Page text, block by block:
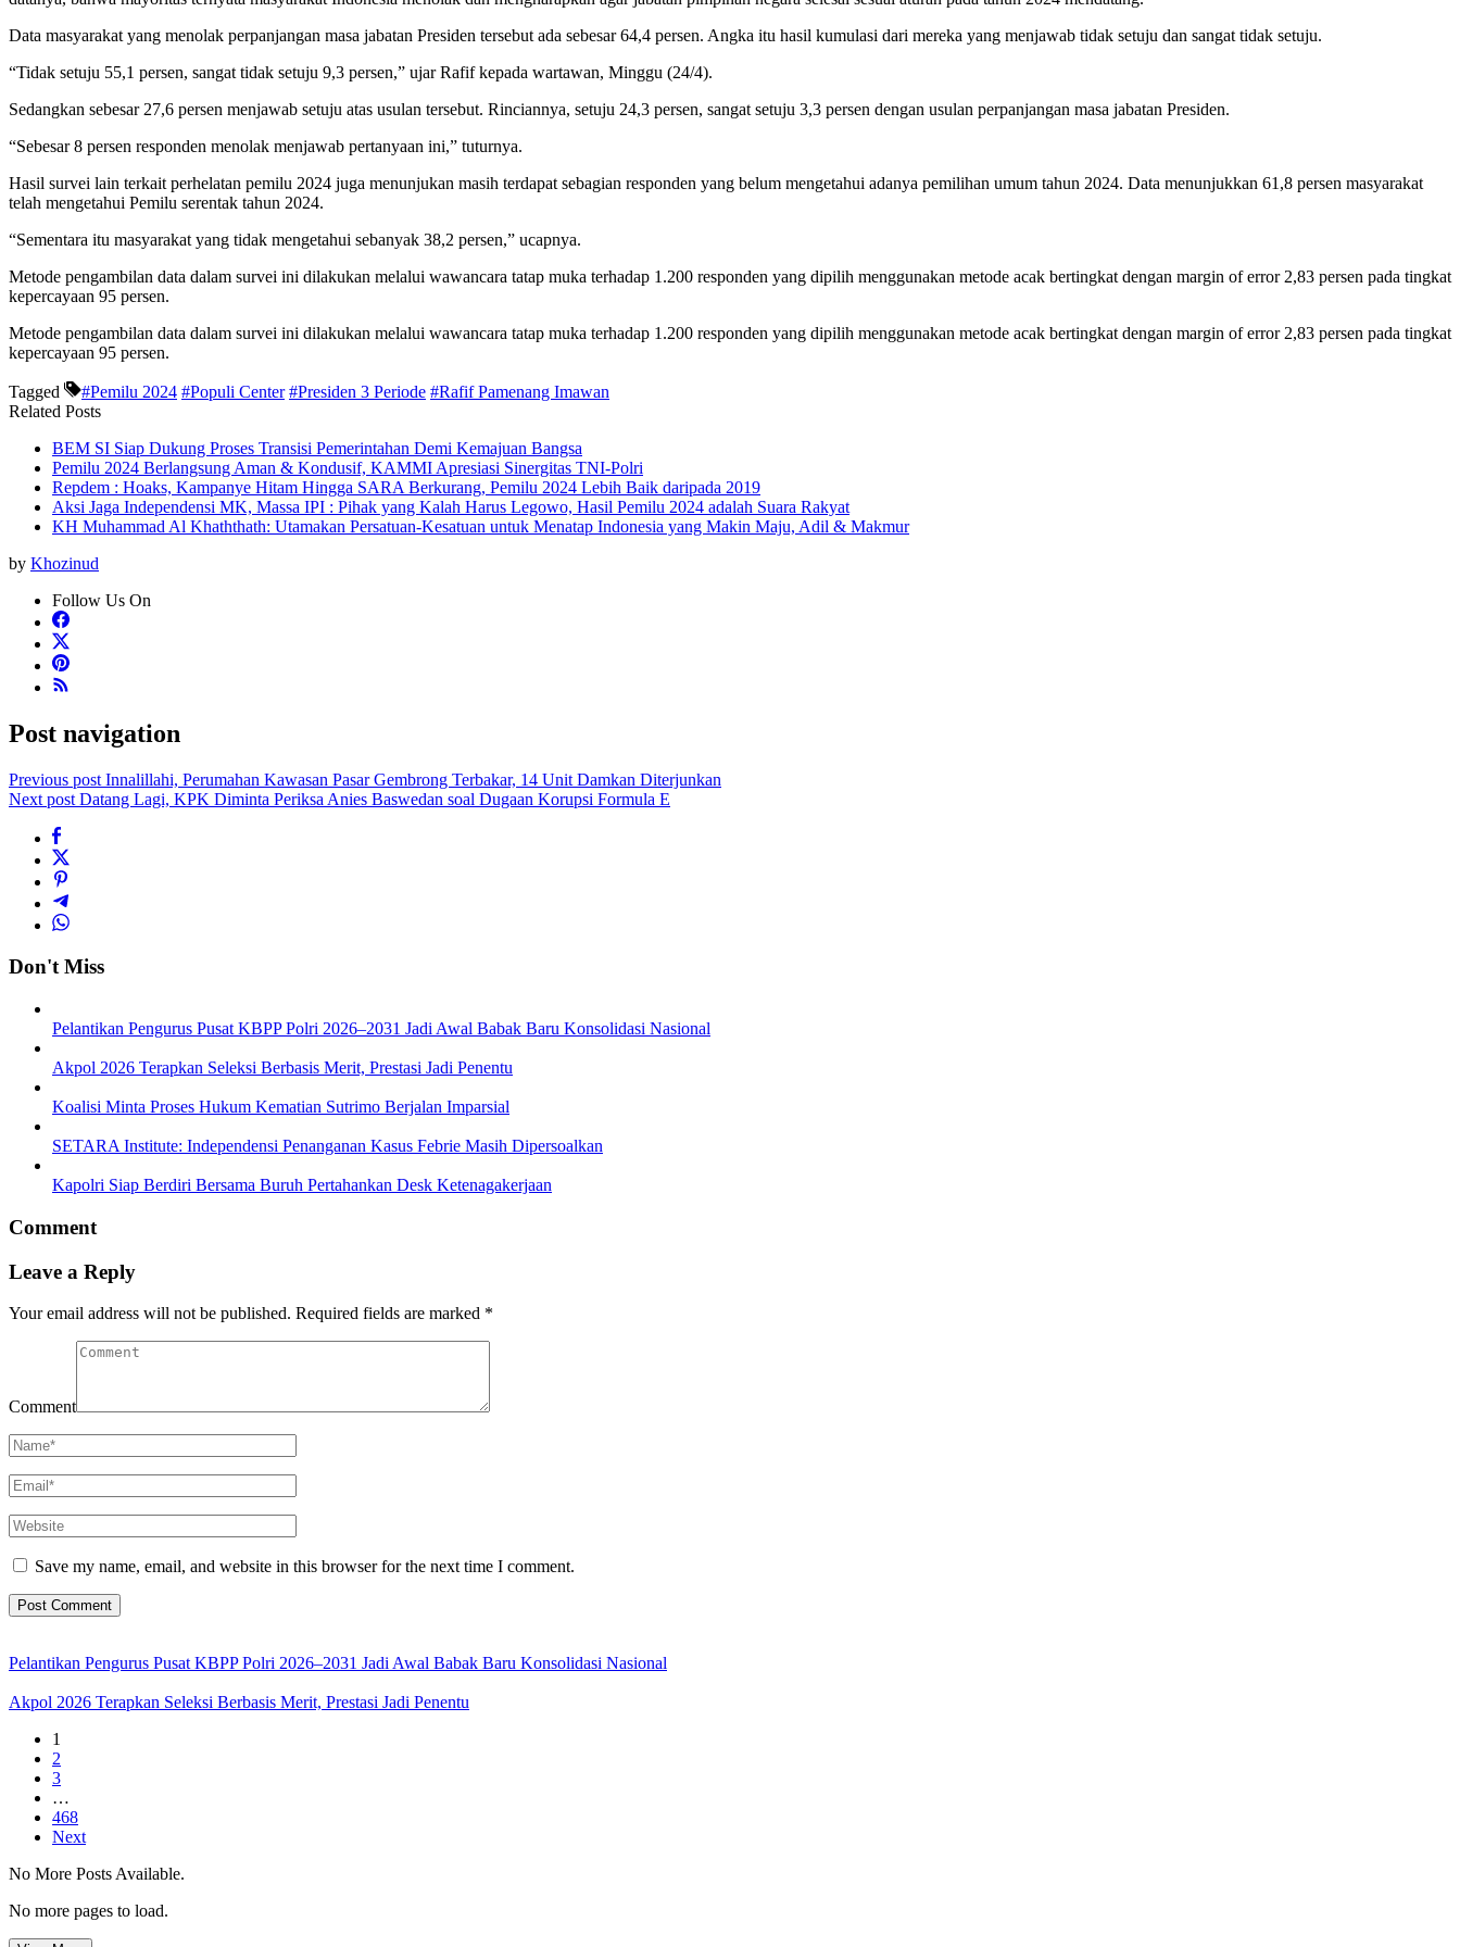
Data masyarakat yang menolak perpanjangan masa jabatan Presiden tersebut ada sebesar 64,4 persen. Angka itu hasil kumulasi dari mereka yang menjawab tidak setuju dan sangat tidak setuju.
“Tidak setuju 55,1 persen, sangat tidak setuju 9,3 persen,” ujar Rafif kepada wartawan, Minggu (24/4).
Sedangkan sebesar 27,6 persen menjawab setuju atas usulan tersebut. Rinciannya, setuju 24,3 persen, sangat setuju 3,3 persen dengan usulan perpanjangan masa jabatan Presiden.
“Sebesar 8 persen responden menolak menjawab pertanyaan ini,” tuturnya.
Hasil survei lain terkait perhelatan pemilu 2024 juga menunjukan masih terdapat sebagian responden yang belum mengetahui adanya pemilihan umum tahun 2024. Data menunjukkan 61,8 persen masyarakat
telah mengetahui Pemilu serentak tahun 2024.
“Sementara itu masyarakat yang tidak mengetahui sebanyak 38,2 persen,” ucapnya.
Metode pengambilan data dalam survei ini dilakukan melalui wawancara tatap muka terhadap 1.200 responden yang dipilih menggunakan metode acak bertingkat dengan margin of error 2,83 persen pada tingkat
kepercayaan 95 persen.
Metode pengambilan data dalam survei ini dilakukan melalui wawancara tatap muka terhadap 1.200 responden yang dipilih menggunakan metode acak bertingkat dengan margin of error 2,83 persen pada tingkat
kepercayaan 95 persen.
Tagged #Pemilu 2024 #Populi Center #Presiden 3 Periode #Rafif Pamenang Imawan
Related Posts
BEM SI Siap Dukung Proses Transisi Pemerintahan Demi Kemajuan Bangsa
Pemilu 2024 Berlangsung Aman & Kondusif, KAMMI Apresiasi Sinergitas TNI-Polri
Repdem : Hoaks, Kampanye Hitam Hingga SARA Berkurang, Pemilu 2024 Lebih Baik daripada 2019
Aksi Jaga Independensi MK, Massa IPI : Pihak yang Kalah Harus Legowo, Hasil Pemilu 2024 adalah Suara Rakyat
KH Muhammad Al Khaththath: Utamakan Persatuan-Kesatuan untuk Menatap Indonesia yang Makin Maju, Adil & Makmur
by Khozinud
Follow Us On
Post navigation
Previous post Innalillahi, Perumahan Kawasan Pasar Gembrong Terbakar, 14 Unit Damkan Diterjunkan
Next post Datang Lagi, KPK Diminta Periksa Anies Baswedan soal Dugaan Korupsi Formula E
Don't Miss
Pelantikan Pengurus Pusat KBPP Polri 2026–2031 Jadi Awal Babak Baru Konsolidasi Nasional
Akpol 2026 Terapkan Seleksi Berbasis Merit, Prestasi Jadi Penentu
Koalisi Minta Proses Hukum Kematian Sutrimo Berjalan Imparsial
SETARA Institute: Independensi Penanganan Kasus Febrie Masih Dipersoalkan
Kapolri Siap Berdiri Bersama Buruh Pertahankan Desk Ketenagakerjaan
Comment
Leave a Reply
Your email address will not be published. Required fields are marked *
Comment
Save my name, email, and website in this browser for the next time I comment.
Pelantikan Pengurus Pusat KBPP Polri 2026–2031 Jadi Awal Babak Baru Konsolidasi Nasional
Akpol 2026 Terapkan Seleksi Berbasis Merit, Prestasi Jadi Penentu
1
2
3
…
468
Next
No More Posts Available.
No more pages to load.